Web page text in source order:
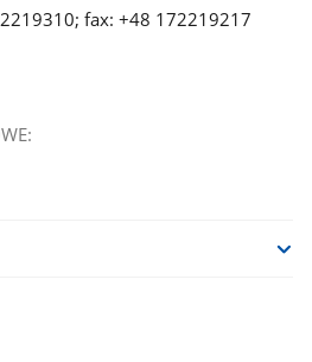
fax: +48 172219217